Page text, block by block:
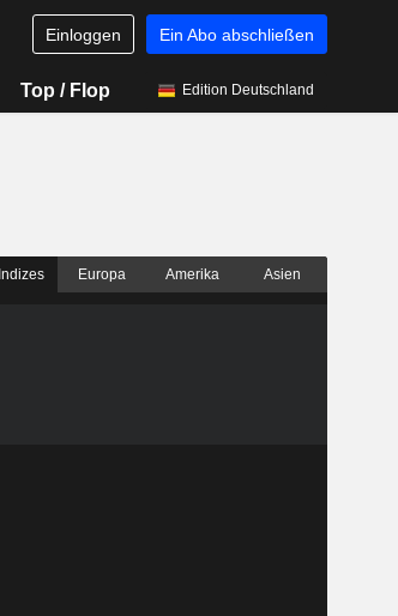
Einloggen Ein Abo abschließen
Top / Flop Edition Deutschland
Indizes Europa Amerika Asien